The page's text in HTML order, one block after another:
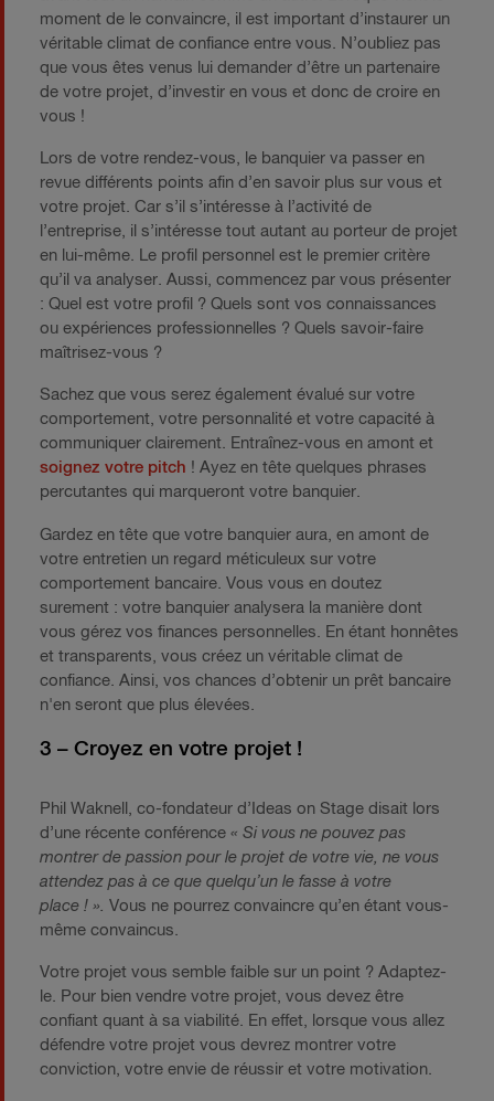
moment de le convaincre, il est important d’instaurer un
véritable climat de confiance entre vous. N’oubliez pas
que vous êtes venus lui demander d’être un partenaire
de votre projet, d’investir en vous et donc de croire en
vous !
Lors de votre rendez-vous, le banquier va passer en
revue différents points afin d’en savoir plus sur vous et
votre projet. Car s’il s’intéresse à l’activité de
l’entreprise, il s’intéresse tout autant au porteur de projet
en lui-même. Le profil personnel est le premier critère
qu’il va analyser. Aussi, commencez par vous présenter
: Quel est votre profil ? Quels sont vos connaissances
ou expériences professionnelles ? Quels savoir-faire
maîtrisez-vous ?
Sachez que vous serez également évalué sur votre
comportement, votre personnalité et votre capacité à
communiquer clairement. Entraînez-vous en amont et
soignez votre pitch ! Ayez en tête quelques phrases
percutantes qui marqueront votre banquier.
Gardez en tête que votre banquier aura, en amont de
votre entretien un regard méticuleux sur votre
comportement bancaire. Vous vous en doutez
surement : votre banquier analysera la manière dont
vous gérez vos finances personnelles. En étant honnêtes
et transparents, vous créez un véritable climat de
confiance. Ainsi, vos chances d’obtenir un prêt bancaire
n'en seront que plus élevées.
3 – Croyez en votre projet !
Phil Waknell, co-fondateur d’Ideas on Stage disait lors
d’une récente conférence « Si vous ne pouvez pas
montrer de passion pour le projet de votre vie, ne vous
attendez pas à ce que quelqu’un le fasse à votre
place ! ». Vous ne pourrez convaincre qu’en étant vous-
même convaincus.
Votre projet vous semble faible sur un point ? Adaptez-
le. Pour bien vendre votre projet, vous devez être
confiant quant à sa viabilité. En effet, lorsque vous allez
défendre votre projet vous devrez montrer votre
conviction, votre envie de réussir et votre motivation.